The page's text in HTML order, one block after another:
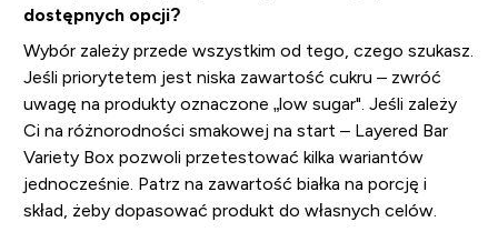
dostępnych opcji?
Wybór zależy przede wszystkim od tego, czego szukasz.
Jeśli priorytetem jest niska zawartość cukru – zwróć
uwagę na produkty oznaczone „low sugar". Jeśli zależy
Ci na różnorodności smakowej na start – Layered Bar
Variety Box pozwoli przetestować kilka wariantów
jednocześnie. Patrz na zawartość białka na porcję i
skład, żeby dopasować produkt do własnych celów.